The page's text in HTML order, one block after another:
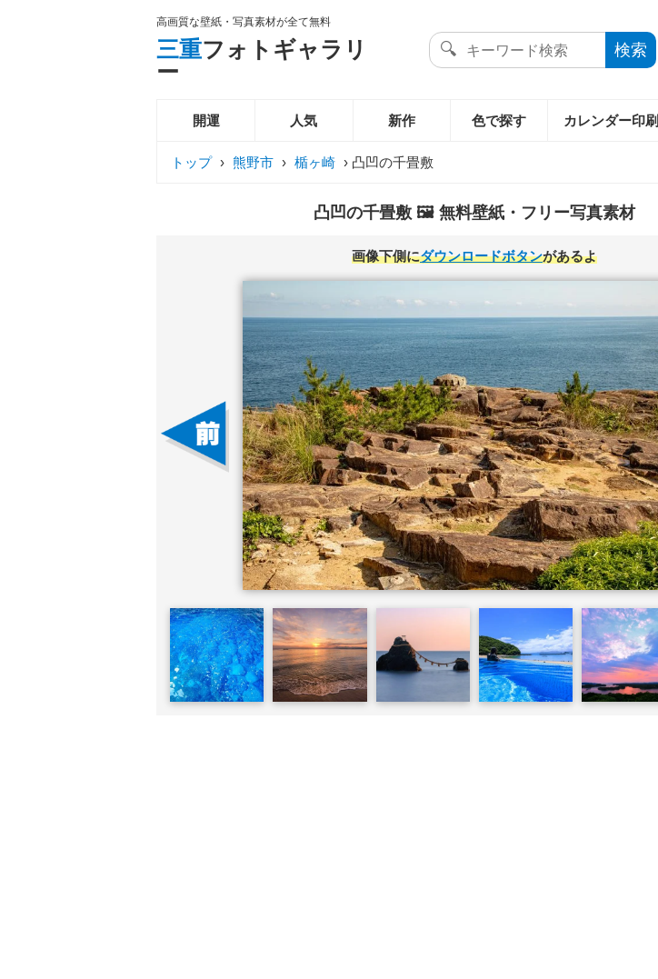
高画質な壁紙・写真素材が全て無料
三重フォトギャラリ
ー
開運 人気 新作 色で探す カレンダー印刷
トップ › 熊野市 › 楯ヶ崎 › 凸凹の千畳敷
凸凹の千畳敷 🖼️ 無料壁紙・フリー写真素材
画像下側にダウンロードボタンがあるよ